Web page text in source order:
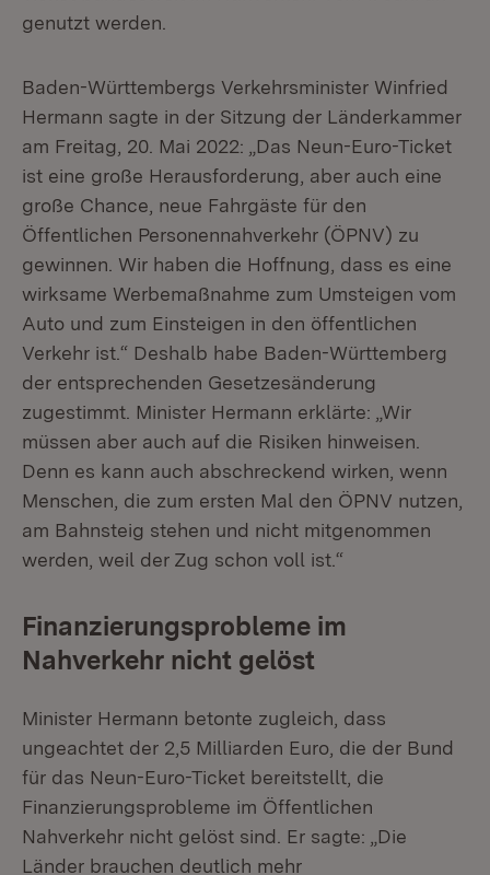
genutzt werden.
Baden-Württembergs Verkehrsminister Winfried
Hermann sagte in der Sitzung der Länderkammer
am Freitag, 20. Mai 2022: „Das Neun-Euro-Ticket
ist eine große Herausforderung, aber auch eine
große Chance, neue Fahrgäste für den
Öffentlichen Personennahverkehr (ÖPNV) zu
gewinnen. Wir haben die Hoffnung, dass es eine
wirksame Werbemaßnahme zum Umsteigen vom
Auto und zum Einsteigen in den öffentlichen
Verkehr ist.“ Deshalb habe Baden-Württemberg
der entsprechenden Gesetzesänderung
zugestimmt. Minister Hermann erklärte: „Wir
müssen aber auch auf die Risiken hinweisen.
Denn es kann auch abschreckend wirken, wenn
Menschen, die zum ersten Mal den ÖPNV nutzen,
am Bahnsteig stehen und nicht mitgenommen
werden, weil der Zug schon voll ist.“
Finanzierungsprobleme im
Nahverkehr nicht gelöst
Minister Hermann betonte zugleich, dass
ungeachtet der 2,5 Milliarden Euro, die der Bund
für das Neun-Euro-Ticket bereitstellt, die
Finanzierungsprobleme im Öffentlichen
Nahverkehr nicht gelöst sind. Er sagte: „Die
Länder brauchen deutlich mehr